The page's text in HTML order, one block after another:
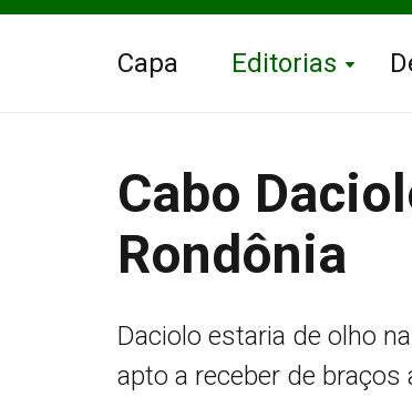
Capa Editorias
Cabo
Rondônia
Daciolo estaria de olho
apto a receber de